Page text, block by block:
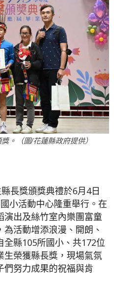
。（圖/花蓮縣政府提供）
長獎頒獎典禮於6月4日
小活動中心隆重舉行。在
演出及絲竹室內樂團富童
活動增添浪漫、開朗、
全縣105所國小、共172位
生榮獲縣長獎，現場氣氛
們努力成果的祝福與肯